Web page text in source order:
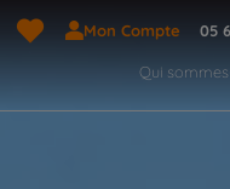
Mon Compte 05
Qui